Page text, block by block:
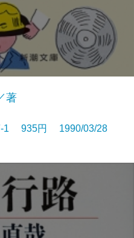
著
1 935円 1990/03/28